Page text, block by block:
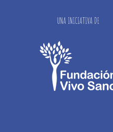
UNA INICIATIVA DE